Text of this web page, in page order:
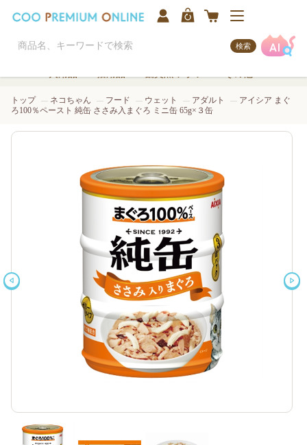
検索
トップ ネコちゃん フード ウェット アダルト
アイシア まぐ
ろ100％ペースト 純缶 ささみ入まぐろ ミニ缶 65g×３缶